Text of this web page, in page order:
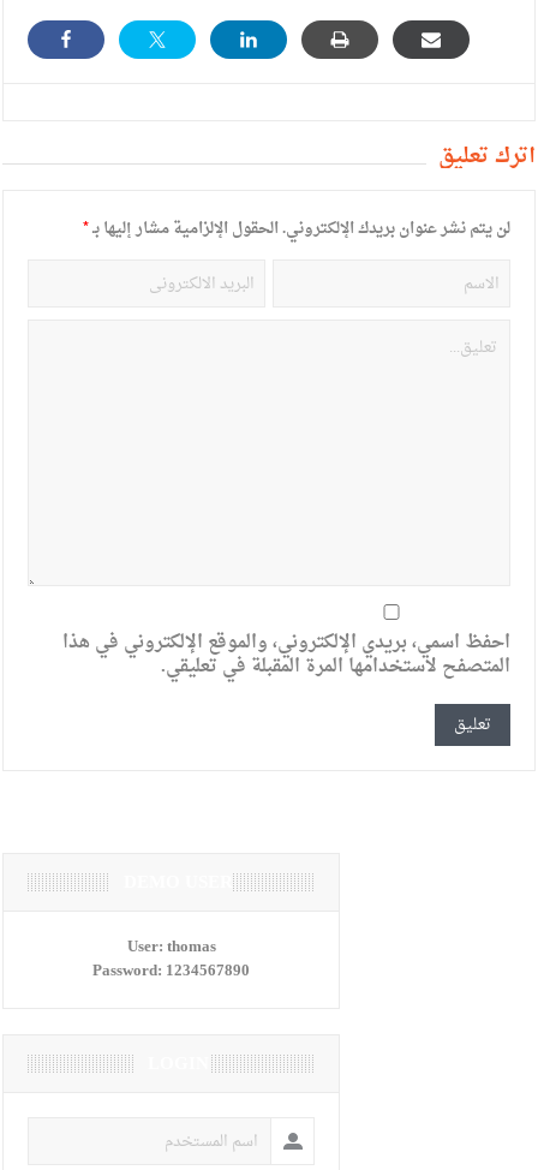
أترك تعليق
لن يتم نشر عنوان بريدك الإلكتروني.الحقول الإلزامية مشار إليها بـ*
احفظ اسمي، بريدي الإلكتروني، والموقع الإلكتروني في هذا
المتصفح لاستخدامها المرة المقبلة في تعليقي.
User:thomas
Password: 1234567890